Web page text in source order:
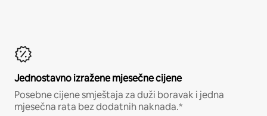
Jednostavno izražene mjesečne cijene
Posebne cijene smještaja za duži boravak i jedna
mjesečna rata bez dodatnih naknada.*